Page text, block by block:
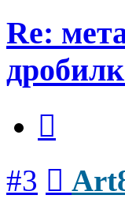
Re:
#3